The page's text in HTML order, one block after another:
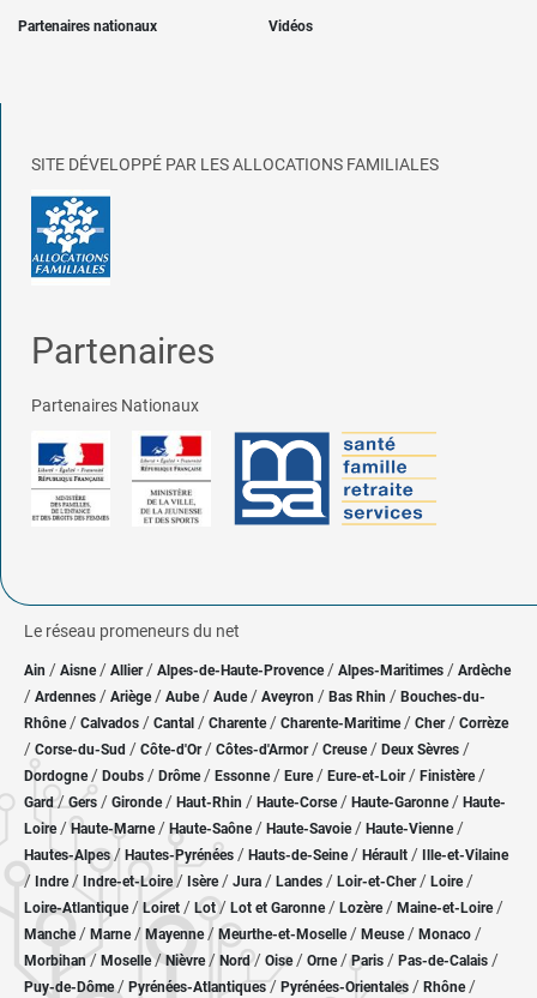
Partenaires nationaux Vidéos
SITE DÉVELOPPÉ PAR LES ALLOCATIONS FAMILIALES
Partenaires
Partenaires Nationaux
Le réseau promeneurs du net
Ain / Aisne/ Allier/ Alpes-de-Haute-Provence / Alpes-Maritimes / Ardèche
/ Ardennes / Ariège/ Aube/ Aude / Aveyron / Bas Rhin / Bouches-du-
Rhône/ Calvados / Cantal / Charente / Charente-Maritime/ Cher / Corrèze
/ Corse-du-Sud / Côte-d'Or / Côtes-d'Armor/ Creuse/ Deux Sèvres /
Dordogne/ Doubs / Drôme/ Essonne / Eure/ Eure-et-Loir / Finistère/
Gard/ Gers / Gironde/ Haut-Rhin / Haute-Corse/ Haute-Garonne/ Haute-
Loire/Haute-Marne/ Haute-Saône/ Haute-Savoie/ Haute-Vienne/
Hautes-Alpes/ Hautes-Pyrénées / Hauts-de-Seine/ Hérault / Ille-et-Vilaine
/ Indre/ Indre-et-Loire/ Isère/ Jura / Landes / Loir-et-Cher/ Loire/
Loire-Atlantique/ Loiret / Lot/ Lot et Garonne/ Lozère / Maine-et-Loire/
Manche/ Marne/ Mayenne/ Meurthe-et-Moselle/ Meuse/ Monaco /
Morbihan/ Moselle/ Nièvre / Nord/ Oise / Orne/Paris / Pas-de-Calais /
Puy-de-Dôme/ Pyrénées-Atlantiques / Pyrénées-Orientales / Rhône/